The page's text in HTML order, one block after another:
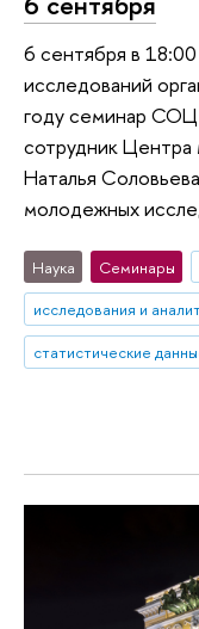
6 сентября в
исследований
году семинар СОЦ
сотрудник
Наталья
молодежных
Наука Семинары
исследования и
статистические